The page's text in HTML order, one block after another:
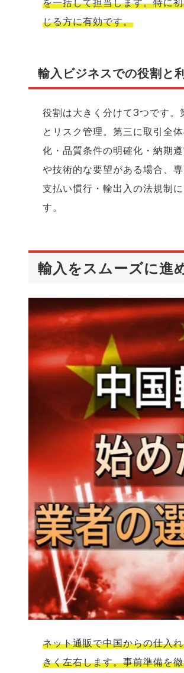
を一括して担当します。特に
じる方に有効です。
輸入ビジネスでの役割と
役割は大きく分けて3つです
とリスク管理。第三に取引全
化・品質条件の明確化・納期
や技術的な要望がある場合、
支払い慣行・輸出入の法規制
す。
輸入をスムーズに進
ネット通販で中国からの仕入
きく左右します。事前準備を